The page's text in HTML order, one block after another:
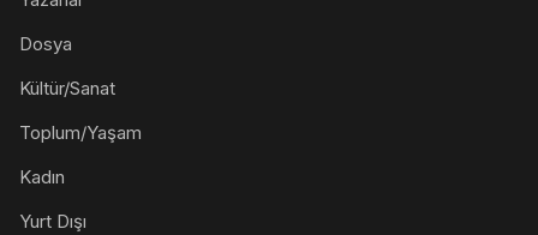
Dosya
Kültür/Sanat
Toplum/Yaşam
Kadın
Yurt Dışı